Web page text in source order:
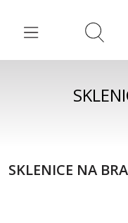
SKLENICE NA